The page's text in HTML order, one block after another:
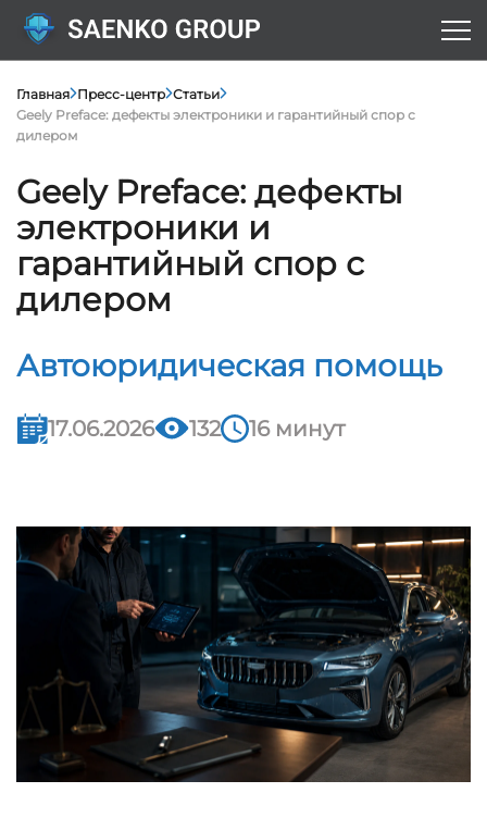
Главная Пресс-центр Статьи
Geely Preface: дефекты электроники и гарантийный спор с
дилером
Geely Preface: дефекты
электроники и
гарантийный спор с
дилером
Автоюридическая помощь
17.06.2026 132 16 минут